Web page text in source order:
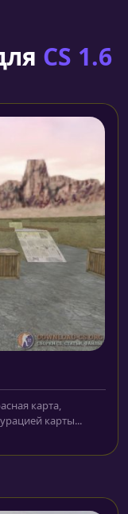
CS 1.6
карта,
карты...